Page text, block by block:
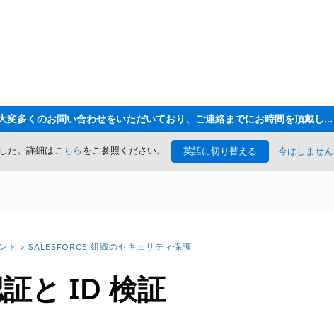
ただいま大変多くのお問い合わせをいただいており、ご連絡までにお時間を頂戴しております
た。詳細はこちら をご参照ください。 英語に切り替える 今はしません
ト SALESFORCE 組織のセキュリティ保護
と ID 検証